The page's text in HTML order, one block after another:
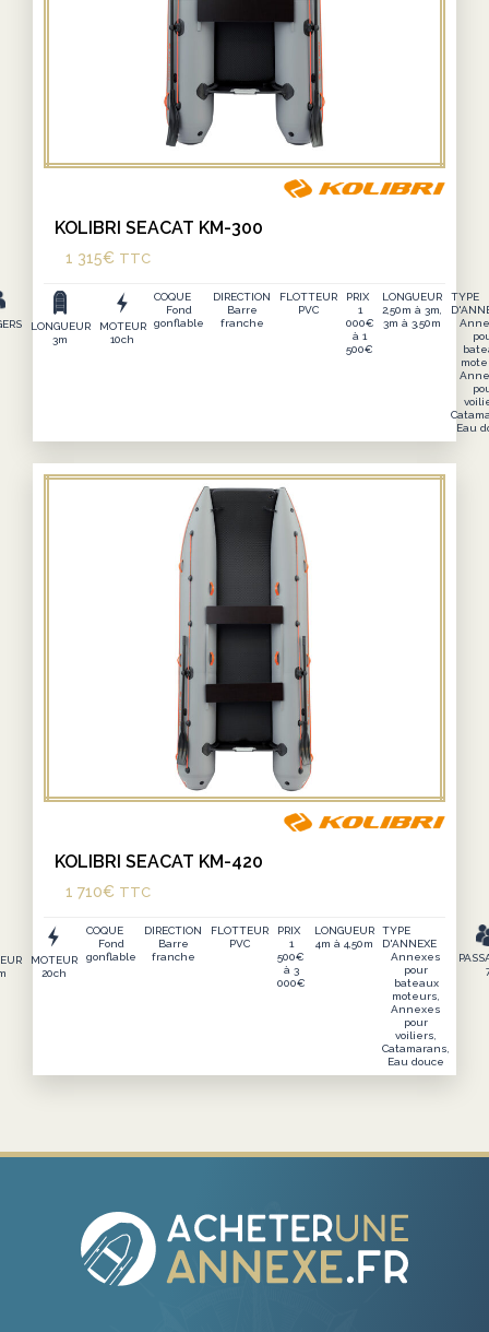
peuvent
choisies
sur
page
produit
KOLIBRI SEACAT KM-300
1 315€ TTC
LONGUEUR
3m
MOTEUR
10ch
COQUE
Fond
gonflable
DIRECTION
Barre
franche
FLOTTEUR
PVC
PRIX
1
000€
à 1
500€
LONGUEUR
2,50m à 3m,
3m à 3,50m
TYPE
Eau
KOLIBRI SEACAT KM-420
1 710€ TTC
MOTEUR
20ch
COQUE
Fond
gonflable
DIRECTION
Barre
franche
FLOTTEUR
PVC
PRIX
1
500€
à 3
000€
LONGUEUR
4m à 4,50m
TYPE
D'ANNEXE
Annexes
pour
bateaux
moteurs,
Annexes
pour
voiliers,
Catamarans,
Eau douce